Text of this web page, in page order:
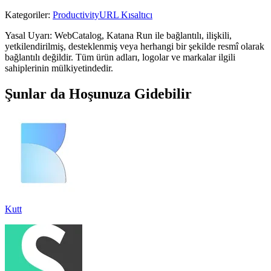
Kategoriler: ProductivityURL Kısaltıcı
Yasal Uyarı: WebCatalog, Katana Run ile bağlantılı, ilişkili,
yetkilendirilmiş, desteklenmiş veya herhangi bir şekilde resmî olarak
bağlantılı değildir. Tüm ürün adları, logolar ve markalar ilgili
sahiplerinin mülkiyetindedir.
Şunlar da Hoşunuza Gidebilir
Kutt